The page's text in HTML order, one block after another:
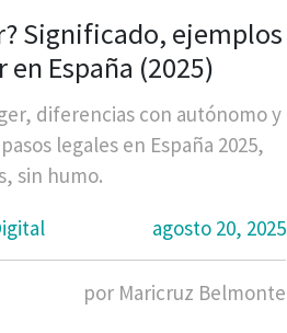
Significado, ejemplos
España (2025)
diferencias con autónomo y
legales en España 2025,
sin humo.
agosto 20, 2025
por Maricruz Belmonte